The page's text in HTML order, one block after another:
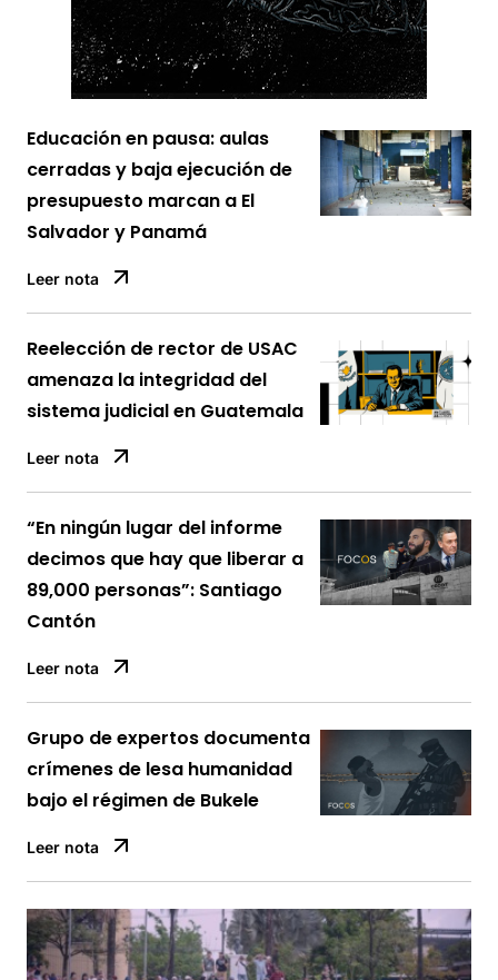
Educación en pausa: aulas
cerradas y baja ejecución de
presupuesto marcan a El
Salvador y Panamá
Leer nota
Reelección de rector de USAC
amenaza la integridad del
sistema judicial en Guatemala
Leer nota
“En ningún lugar del informe
decimos que hay que liberar a
89,000 personas”: Santiago
Cantón
Leer nota
Grupo de expertos documenta
crímenes de lesa humanidad
bajo el régimen de Bukele
Leer nota